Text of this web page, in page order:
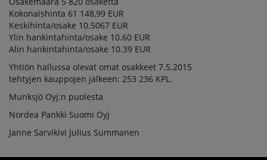
Kokonaishinta 61 148,99 EUR
Keskihinta/osake 10.5067 EUR
Ylin hankintahinta/osake 10.60 EUR
Alin hankintahinta/osake 10.39 EUR
Yhtiön hallussa olevat omat osakkeet 7.5.2015
tehtyjen kauppojen jälkeen: 253 236 KPL.
Munksjö Oyj:n puolesta
Nordea Pankki Suomi Oyj
Janne Sarvikivi Julius Summanen